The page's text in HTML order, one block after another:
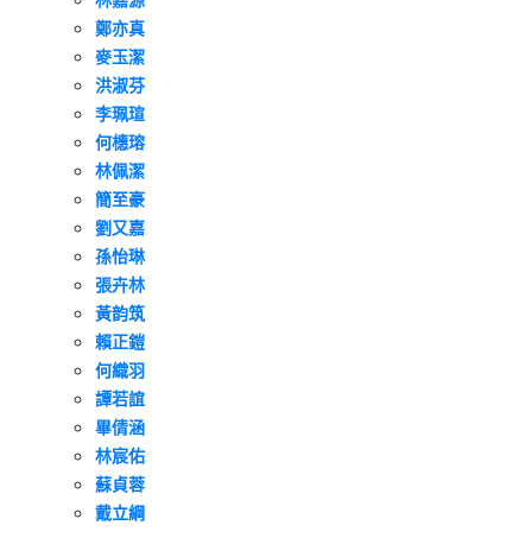
鄭亦真
麥玉潔
洪淑芬
李珮瑄
何橞瑢
林佩潔
簡至豪
劉又嘉
孫怡琳
張卉林
黃韵筑
賴正鎧
何織羽
譚若誼
畢倩涵
林宸佑
蘇貞蓉
戴立綱